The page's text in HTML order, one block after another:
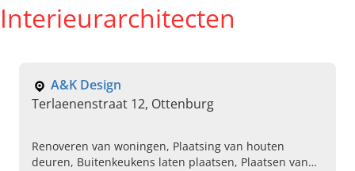
Interieurarchitecten
A&K Design
Terlaenenstraat 12, Ottenburg
Renoveren van woningen, Plaatsing van houten
deuren, Buitenkeukens laten plaatsen, Plaatsen van